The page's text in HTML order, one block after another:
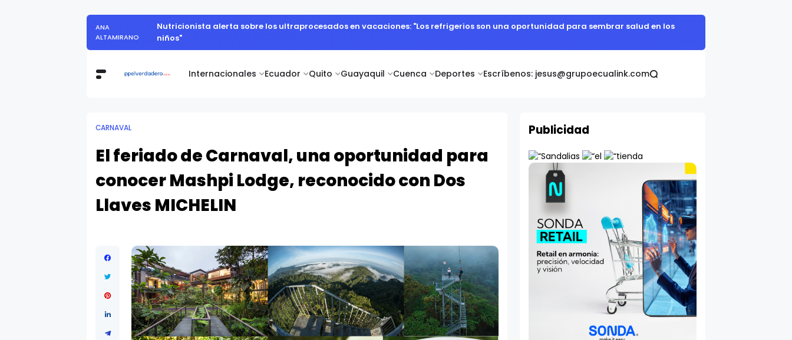
Internacionales Ecuador Quito Guayaquil Cuenca Deportes Escríbenos: jesus@grupoecualink.com
ANA
ALTAMIRANO
Nutricionista alerta sobre los ultraprocesados en vacaciones: "Los refrigerios son una oportunidad para sembrar salud en los
niños"
CARNAVAL
El feriado de Carnaval, una oportunidad para
conocer Mashpi Lodge, reconocido con Dos
Llaves MICHELIN
Publicidad